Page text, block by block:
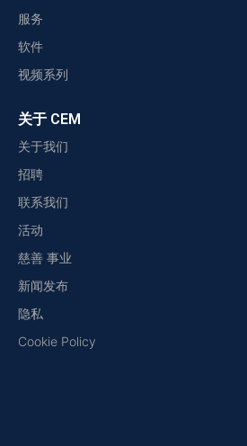
服务
软件
视频系列
关于 CEM
关于我们
招聘
联系我们
活动
慈善 事业
新闻发布
隐私
Cookie Policy